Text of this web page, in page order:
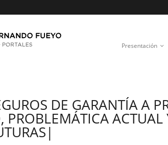
Presentación
DE GARANTÍA A
PROBLEMÁTICA ACTUAL